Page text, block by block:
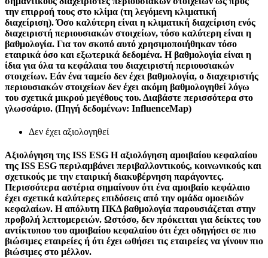
την επιρροή τους στο κλίμα (τη λεγόμενη κλιματική
διαχείριση). Όσο καλύτερη είναι η κλιματική διαχείριση ενός
διαχειριστή περιουσιακών στοιχείων, τόσο καλύτερη είναι η
βαθμολογία. Για τον σκοπό αυτό χρησιμοποιήθηκαν τόσο
εταιρικά όσο και εξωτερικά δεδομένα. Η βαθμολογία είναι η
ίδια για όλα τα κεφάλαια του διαχειριστή περιουσιακών
στοιχείων. Εάν ένα ταμείο δεν έχει βαθμολογία, ο διαχειριστής
περιουσιακών στοιχείων δεν έχει ακόμη βαθμολογηθεί λόγω
του σχετικά μικρού μεγέθους του. Διαβάστε περισσότερα στο
γλωσσάριο. (Πηγή δεδομένων: InfluenceMap)
Δεν έχει αξιολογηθεί
Αξιολόγηση της ISS ESG Η αξιολόγηση αμοιβαίου κεφαλαίου
της ISS ESG περιλαμβάνει περιβαλλοντικούς, κοινωνικούς και
σχετικούς με την εταιρική διακυβέρνηση παράγοντες.
Περισσότερα αστέρια σημαίνουν ότι ένα αμοιβαίο κεφάλαιο
έχει σχετικά καλύτερες επιδόσεις από την ομάδα ομοειδών
κεφαλαίων. Η απόλυτη ΠΚΔ βαθμολογία παρουσιάζεται στην
προβολή λεπτομερειών. Ωστόσο, δεν πρόκειται για δείκτες του
αντίκτυπου του αμοιβαίου κεφαλαίου ότι έχει οδηγήσει σε πιο
βιώσιμες εταιρείες ή ότι έχει ωθήσει τις εταιρείες να γίνουν πιο
βιώσιμες στο μέλλον.